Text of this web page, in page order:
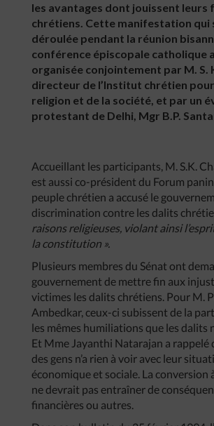
les avantages dont jouissent leurs
chrétiens. Cette manifestation qui
déroulée pendant la réunion
conférence épiscopale catholique
organisée conjointement par M. S.
directeur de l’Institut chrétien pour
religion et de la société, et par un
protestant de Delhi, Mgr B.P.
Accueillant les participants, M. S.K.
est aussi co-président du Forum
peuple chrétien a accusé le
discrimination contre les dalits
raisons religieuses, violant ainsi
la constitution ».
Plusieurs membres du Sénat ont
gouvernement de mettre fin aux
victimes les dalits chrétiens. Pour M.
Ambedkar, ceux-ci subissent de la
les mêmes humiliations que les dalits
Et Mme Jayanthi Natarajan a rappelé
des gens n’a rien à voir avec leur
économique et sociale. La conversion
ne devrait pas entraîner de
financières ou autres.